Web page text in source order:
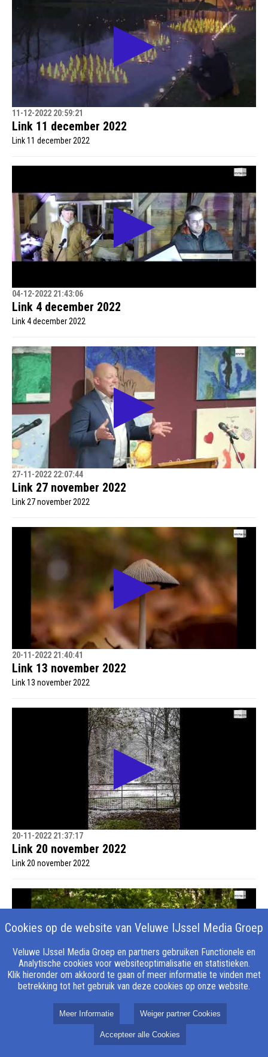
11-12-2022 20:59:21
Link 11 december 2022
Link 11 december 2022
04-12-2022 21:43:06
Link 4 december 2022
Link 4 december 2022
27-11-2022 22:07:44
Link 27 november 2022
Link 27 november 2022
20-11-2022 21:40:41
Link 13 november 2022
Link 13 november 2022
20-11-2022 21:37:17
Link 20 november 2022
Link 20 november 2022
07-11-2022 11:55:33
Link 6 november 2022
Cookies op de website van Veluwe IJssel Media Groep
Veluwe IJssel Media Groep en partners gebruiken Functionele en
Analytische cookies voor websiteoptimalisatie en statistieken.
Klik hieronder om akkoord te gaan of meer informatie te vinden met
betrekking tot het gebruik van deze cookies op onze website.
Meer Informatie Weiger partner Cookies
Accepteer alle Cookies